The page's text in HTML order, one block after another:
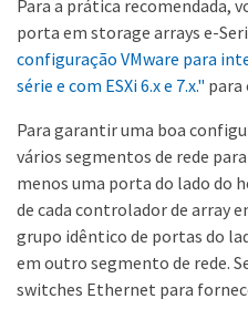
Para a prática recomendada,
porta em storage arrays e-
configuração VMware para
série e com ESXi 6.x e 7.x." para
Para garantir uma boa
vários segmentos de rede
menos uma porta do lado do
de cada controlador de array
grupo idêntico de portas do
em outro segmento de rede.
switches Ethernet para